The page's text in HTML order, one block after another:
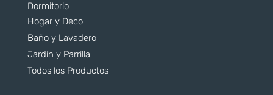
Dormitorio
Hogar y Deco
Baño y Lavadero
Jardín y Parrilla
Todos los Productos